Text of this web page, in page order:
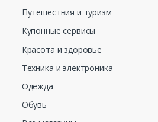
Путешествия и туризм
Купонные сервисы
Красота и здоровье
Техника и электроника
Одежда
Обувь